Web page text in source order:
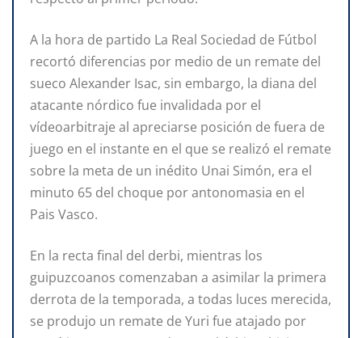
A la hora de partido La Real Sociedad de Fútbol
recortó diferencias por medio de un remate del
sueco Alexander Isac, sin embargo, la diana del
atacante nórdico fue invalidada por el
vídeoarbitraje al apreciarse posición de fuera de
juego en el instante en el que se realizó el remate
sobre la meta de un inédito Unai Simón, era el
minuto 65 del choque por antonomasia en el
Pais Vasco.
En la recta final del derbi, mientras los
guipuzcoanos comenzaban a asimilar la primera
derrota de la temporada, a todas luces merecida,
se produjo un remate de Yuri fue atajado por